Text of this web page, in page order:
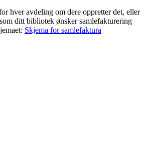
hver avdeling om dere oppretter det, eller
ditt bibliotek ønsker samlefakturering
Skjema for samlefaktura